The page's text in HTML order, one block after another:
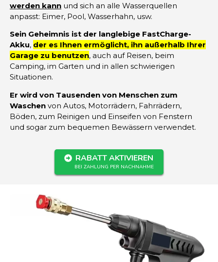
werden kann und sich an alle Wasserquellen
anpasst: Eimer, Pool, Wasserhahn, usw.
Sein Geheimnis ist der langlebige FastCharge-
Akku, der es Ihnen ermöglicht, ihn außerhalb Ihrer
Garage zu benutzen, auch auf Reisen, beim
Camping, im Garten und in allen schwierigen
Situationen.
Er wird von Tausenden von Menschen zum
Waschen von Autos, Motorrädern, Fahrrädern,
Böden, zum Reinigen und Einseifen von Fenstern
und sogar zum bequemen Bewässern verwendet.
RABATT AKTIVIEREN
BEI ZAHLUNG PER NACHNAHME